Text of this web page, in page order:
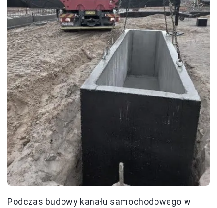
Podczas budowy kanału samochodowego w